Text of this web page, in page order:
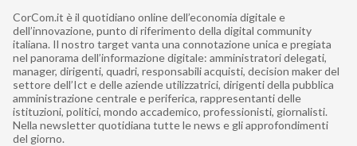
CorCom.it è il quotidiano online dell’economia digitale e
dell’innovazione, punto di riferimento della digital community
italiana. Il nostro target vanta una connotazione unica e pregiata
nel panorama dell’informazione digitale: amministratori delegati,
manager, dirigenti, quadri, responsabili acquisti, decision maker del
settore dell’Ict e delle aziende utilizzatrici, dirigenti della pubblica
amministrazione centrale e periferica, rappresentanti delle
istituzioni, politici, mondo accademico, professionisti, giornalisti.
Nella newsletter quotidiana tutte le news e gli approfondimenti
del giorno.